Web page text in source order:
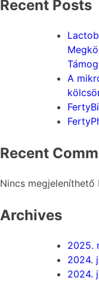
Recent Posts
A
Recent
Nincs megjeleníthető
Archives
2025.
2024.
2024.